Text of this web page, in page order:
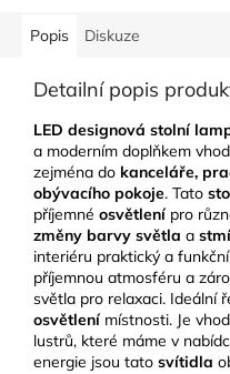
Popis Diskuze
Detailní popis
LED designová stolní
a moderním doplňkem
zejména do kanceláře,
obývacího pokoje. Tato
příjemné osvětlenípro
změny barvy světla a
interiéru praktický a
příjemnou atmosféru a
světla pro relaxaci. Ideální
osvětlenímístnosti. Je
lustrů, které máme v
energie jsou tato svítidla